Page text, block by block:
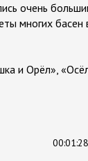
очень
многих басен
и Орёл»,
00:01:28